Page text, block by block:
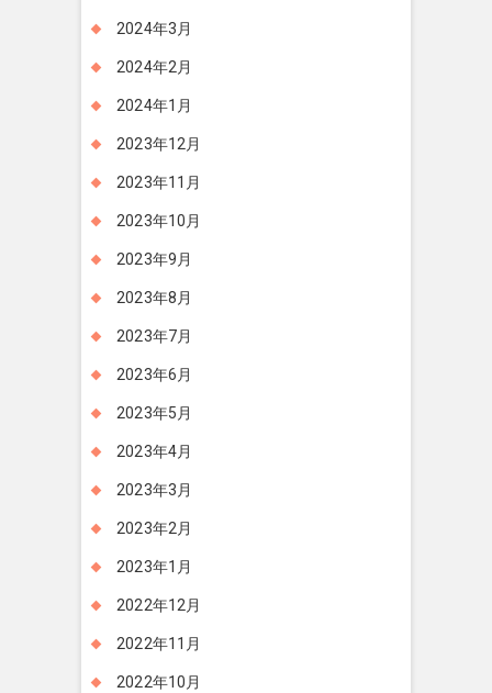
2024年3月
2024年2月
2024年1月
2023年12月
2023年11月
2023年10月
2023年9月
2023年8月
2023年7月
2023年6月
2023年5月
2023年4月
2023年3月
2023年2月
2023年1月
2022年12月
2022年11月
2022年10月